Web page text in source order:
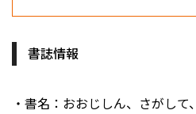
書誌情報
・書名：おおじしん、さがし